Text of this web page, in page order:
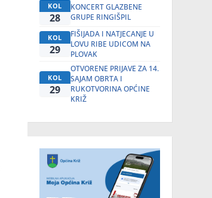
KOL
28
KONCERT GLAZBENE
GRUPE RINGIŠPIL
KOL
29
FIŠIJADA I NATJECANJE U
LOVU RIBE UDICOM NA
PLOVAK
KOL
29
OTVORENE PRIJAVE ZA 14.
SAJAM OBRTA I
RUKOTVORINA OPĆINE
KRIŽ